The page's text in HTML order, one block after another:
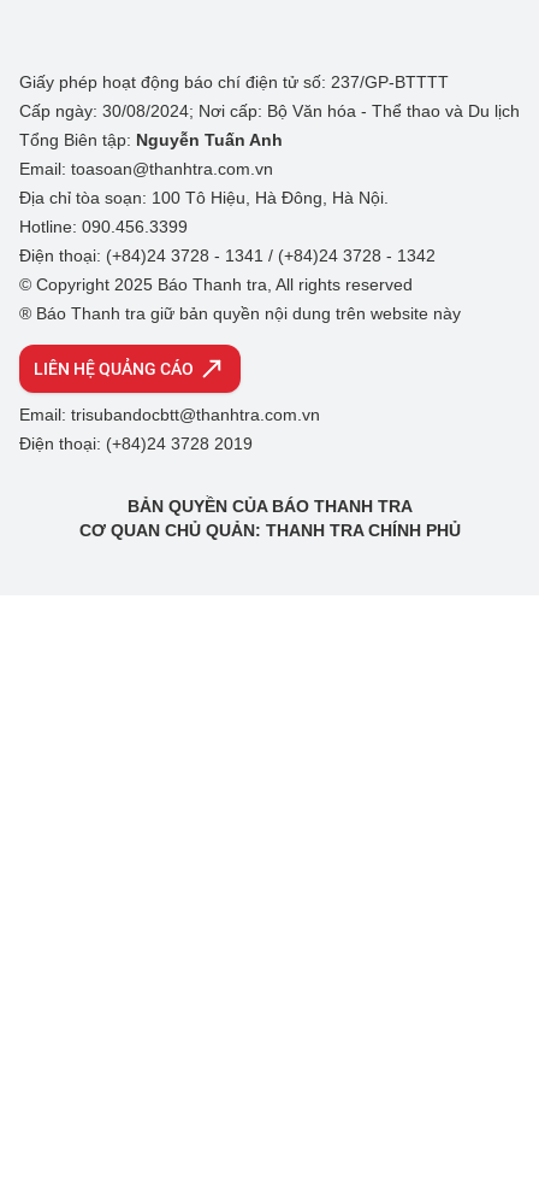
Giấy phép hoạt động báo chí điện tử số: 237/GP-BTTTT
Cấp ngày: 30/08/2024; Nơi cấp: Bộ Văn hóa - Thể thao và Du lịch
Tổng Biên tập: Nguyễn Tuấn Anh
Email: toasoan@thanhtra.com.vn
Địa chỉ tòa soạn: 100 Tô Hiệu, Hà Đông, Hà Nội.
Hotline: 090.456.3399
Điện thoại: (+84)24 3728 - 1341 / (+84)24 3728 - 1342
© Copyright 2025 Báo Thanh tra, All rights reserved
® Báo Thanh tra giữ bản quyền nội dung trên website này
LIÊN HỆ QUẢNG CÁO
Email: trisubandocbtt@thanhtra.com.vn
Điện thoại: (+84)24 3728 2019
BẢN QUYỀN CỦA BÁO THANH TRA
CƠ QUAN CHỦ QUẢN: THANH TRA CHÍNH PHỦ